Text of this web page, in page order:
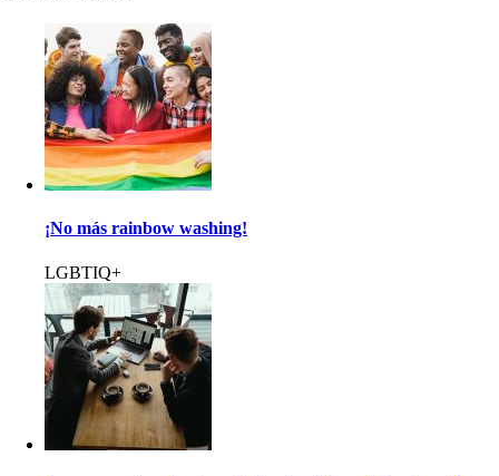
¡No más rainbow washing!
LGBTIQ+